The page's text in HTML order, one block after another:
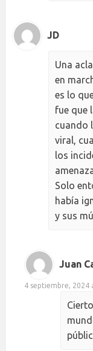
JD
Una
en
es lo
fue que
cuando
viral,
los
Solo
había
y sus
Juan
4 septiembre, 2024